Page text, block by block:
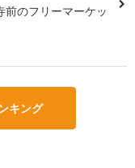
前のフリーマーケッ
キング